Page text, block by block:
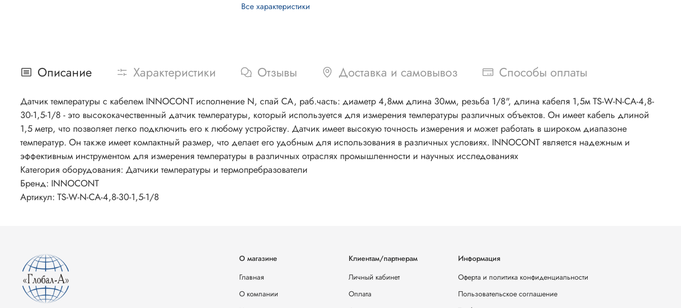
Все характеристики
Описание Характеристики Отзывы Доставка и самовывоз Способы оплаты
Датчик температуры с кабелем INNOCONT исполнение N, спай CA, раб.часть: диаметр 4,8мм длина 30мм, резьба 1/8", длина кабеля 1,5м TS-W-N-CA-4,8-
30-1,5-1/8 - это высококачественный датчик температуры, который используется для измерения температуры различных объектов. Он имеет кабель длиной
1,5 метр, что позволяет легко подключить его к любому устройству. Датчик имеет высокую точность измерения и может работать в широком диапазоне
температур. Он также имеет компактный размер, что делает его удобным для использования в различных условиях. INNOCONT является надежным и
эффективным инструментом для измерения температуры в различных отраслях промышленности и научных исследованиях
Категория оборудования: Датчики температуры и термопребразователи
Бренд: INNOCONT
Артикул: TS-W-N-CA-4,8-30-1,5-1/8
О магазине
Главная
О компании
Клиентам/партнерам
Личный кабинет
Оплата
Информация
Оферта и политика конфиденциальности
Пользовательское соглашение